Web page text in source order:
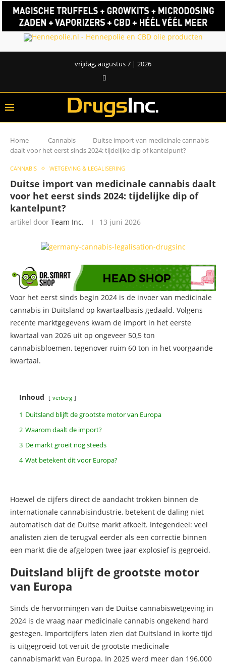
vrijdag, augustus 7 | 2026
Home Cannabis
Duitse import van medicinale cannabis
daalt voor het eerst sinds 2024: tijdelijke dip of kantelpunt?
CANNABIS WETGEVING & LEGALISERING
Duitse import van medicinale cannabis daalt
voor het eerst sinds 2024: tijdelijke dip of
kantelpunt?
artikel door Team Inc. 13 juni 2026
Voor het eerst sinds begin 2024 is de invoer van medicinale
cannabis in Duitsland op kwartaalbasis gedaald. Volgens
recente marktgegevens kwam de import in het eerste
kwartaal van 2026 uit op ongeveer 50,5 ton
cannabisbloemen, tegenover ruim 60 ton in het voorgaande
kwartaal.
Inhoud verberg
1 Duitsland blijft de grootste motor van Europa
2 Waarom daalt de import?
3 De markt groeit nog steeds
4 Wat betekent dit voor Europa?
Hoewel de cijfers direct de aandacht trokken binnen de
internationale cannabisindustrie, betekent de daling niet
automatisch dat de Duitse markt afkoelt. Integendeel: veel
analisten zien de terugval eerder als een correctie binnen
een markt die de afgelopen twee jaar explosief is gegroeid.
Duitsland blijft de grootste motor
van Europa
Sinds de hervormingen van de Duitse cannabiswetgeving in
2024 is de vraag naar medicinale cannabis ongekend hard
gestegen. Importcijfers laten zien dat Duitsland in korte tijd
is uitgegroeid tot veruit de grootste medicinale
cannabismarkt van Europa. In 2025 werd meer dan 196.000